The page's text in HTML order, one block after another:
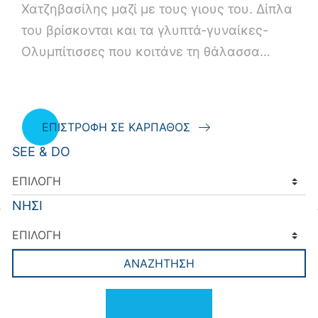
Χατζηβασίλης μαζί με τους γιους του. Δίπλα
του βρίσκονται και τα γλυπτά-γυναίκες-
Ολυμπίτισσες που κοιτάνε τη θάλασσα…
ΕΠΙΣΤΡΟΦΗ ΣΕ ΚΑΡΠΑΘΟΣ
SEE & DO
ΝΗΣΙ